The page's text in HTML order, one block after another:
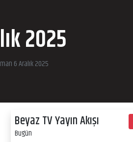
2025
6 Aralık 2025
Beyaz TV Yayın Akışı
Bugün